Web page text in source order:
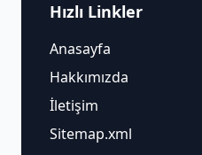
Hızlı Linkler
Anasayfa
Hakkımızda
İletişim
Sitemap.xml